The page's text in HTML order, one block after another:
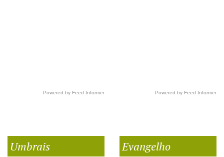
Powered by Feed Informer Powered by Feed Informer
Umbrais Evangelho